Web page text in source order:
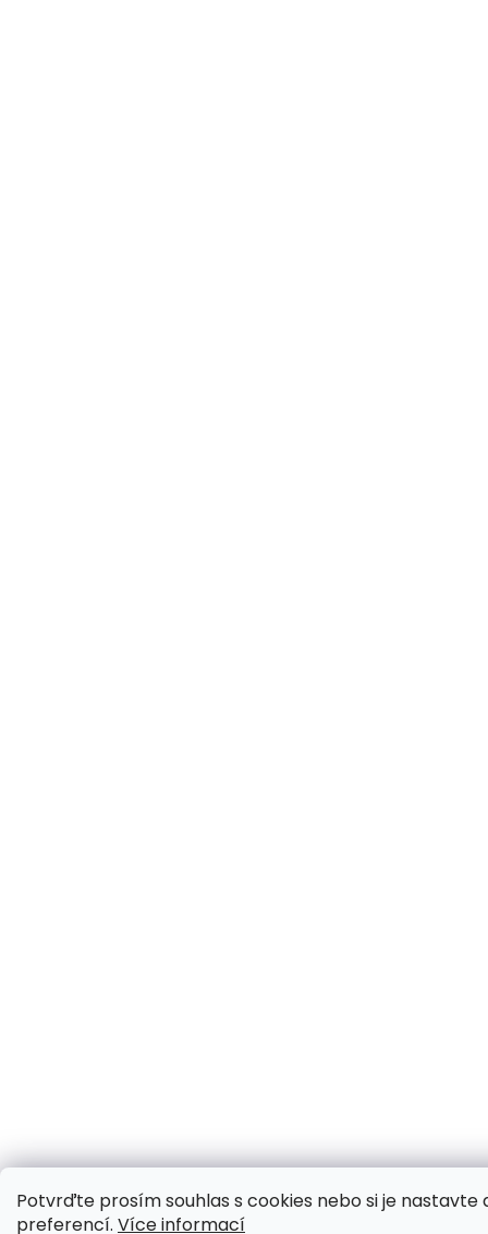
Potvrďte prosím souhlas s cookies nebo si je nastavte
preferencí. Více informací